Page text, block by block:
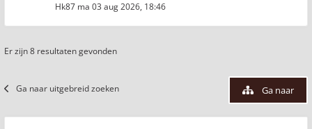
Hk87 ma 03 aug 2026, 18:46
Er zijn 8 resultaten gevonden
Ga naar uitgebreid zoeken Ga naar